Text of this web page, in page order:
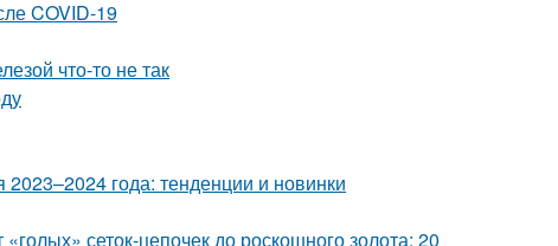
COVID-19
что-то не так
года: тенденции и новинки
сеток-цепочек до роскошного золота: 20